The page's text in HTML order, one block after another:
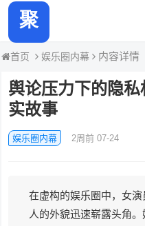
首页 娱乐圈内幕 内容详情
舆论压力下的隐
实故事
娱乐圈内幕 2周前 07-24
在虚构的娱乐圈中，女
人的外貌迅速崭露头角